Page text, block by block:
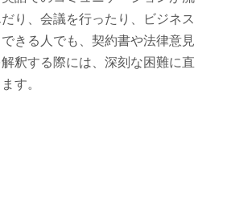
り、会議を行ったり、ビジネス
きる人でも、契約書や法律意見
釈する際には、深刻な困難に直
す。